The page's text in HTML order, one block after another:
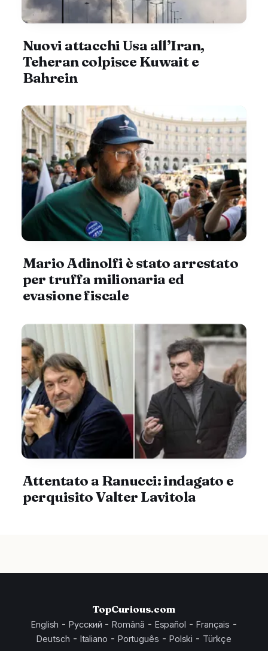
Nuovi attacchi Usa all’Iran,
Teheran colpisce Kuwait e
Bahrein
Mario Adinolfi è stato arrestato
per truffa milionaria ed
evasione fiscale
Attentato a Ranucci: indagato e
perquisito Valter Lavitola
TopCurious.com
English -Русский -Română - Español - Français -
Deutsch - Italiano - Português - Polski - Türkçe